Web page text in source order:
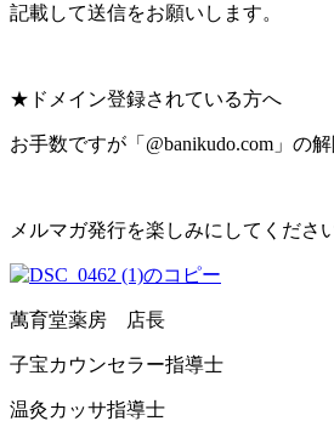
記載して送信をお願いします。
★ドメイン登録されている方へ
お手数ですが「@banikudo.com」の
メルマガ発行を楽しみにしてくださ
萬育堂薬房 店長
子宝カウンセラー指導士
温灸カッサ指導士